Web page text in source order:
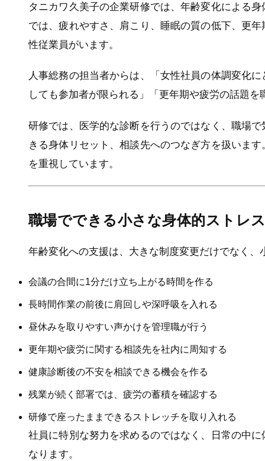
タニカワ久美子の企業研修では、年齢変化による
では、疲れやすさ、肩こり、睡眠の質の低下、更
性従業員がいます。
人事総務の担当者からは、「女性社員の体調変化
しても参加者が限られる」「更年期や疲労の話題
研修では、医学的な診断を行うのではなく、職場
きる身体リセット、相談先へのつなぎ方を扱いま
を重視しています。
職場でできる小さな身体的ストレ
年齢変化への支援は、大きな制度変更だけでなく
会議の合間に1分だけ立ち上がる時間を作る
長時間作業の前後に肩回しや深呼吸を入れる
昼休みを取りやすい声かけを管理職が行う
更年期や疲労に関する相談先を社内に周知する
健康診断後の不安を相談できる機会を作る
残業が続く部署では、疲労の蓄積を確認する
研修で座ったままできるストレッチを取り入れる
社員に特別な努力を求めるのではなく、日常の中
なります。